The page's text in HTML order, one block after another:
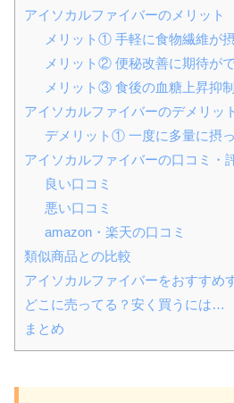
アイソカルファイバーのメリット
メリット① 手軽に食物繊維が
メリット② 便秘改善に期待が
メリット③ 食後の血糖上昇抑
アイソカルファイバーのデメリット
デメリット① 一度に多量に摂
アイソカルファイバーの口コミ・
良い口コミ
悪い口コミ
amazon・楽天の口コミ
類似商品との比較
アイソカルファイバーをおすすめ
どこに売ってる？安く買うには…
まとめ